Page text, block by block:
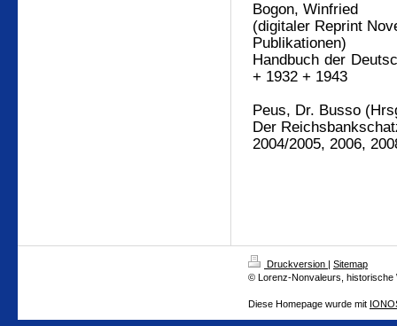
Bogon, Winfried
(digitaler Reprint
Publikationen)
Handbuch der
+ 1932 + 1943
Peus, Dr. Busso
Der
2004/2005, 2006,
Druckversion | Sitemap
© Lorenz-Nonvaleurs, historische
Diese Homepage wurde mit